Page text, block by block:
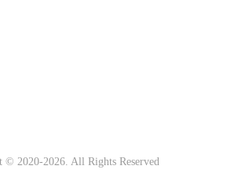
© 2020-2026. All Rights Reserved